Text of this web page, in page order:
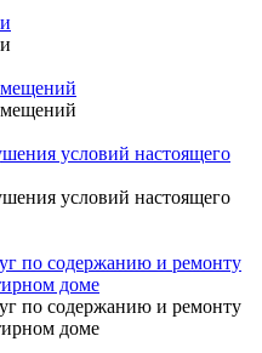
условий настоящего
условий настоящего
по содержанию и ремонту
доме
по содержанию и ремонту
доме